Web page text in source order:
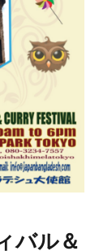
バル＆